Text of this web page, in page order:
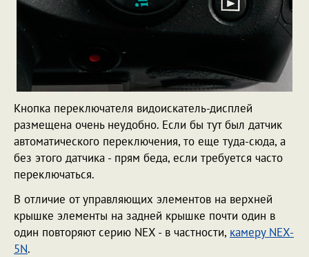
Кнопка переключателя видоискатель-дисплей
размещена очень неудобно. Если бы тут был датчик
автоматического переключения, то еще туда-сюда, а
без этого датчика - прям беда, если требуется часто
переключаться.
В отличие от управляющих элементов на верхней
крышке элементы на задней крышке почти один в
один повторяют серию NEX - в частности, камеру NEX-
5N.